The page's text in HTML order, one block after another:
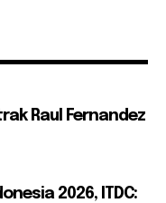
Raul Fernandez
2026, ITDC: